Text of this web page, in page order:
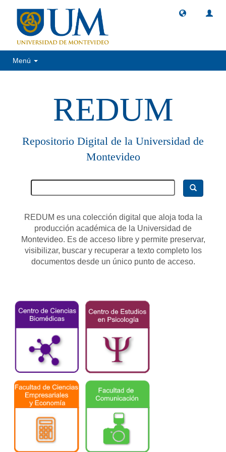
Menú
REDUM
Repositorio Digital de la Universidad de
Montevideo
REDUM es una colección digital que aloja toda la
producción académica de la Universidad de
Montevideo. Es de acceso libre y permite preservar,
visibilizar, buscar y recuperar a texto completo los
documentos desde un único punto de acceso.